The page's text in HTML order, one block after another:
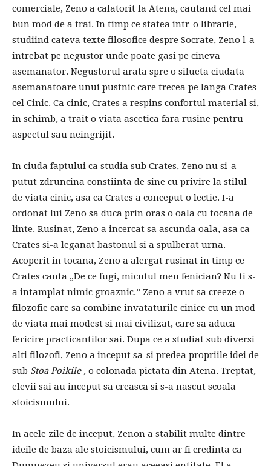
comerciale, Zeno a calatorit la Atena, cautand cel mai
bun mod de a trai. In timp ce statea intr-o librarie,
studiind cateva texte filosofice despre Socrate, Zeno l-a
intrebat pe negustor unde poate gasi pe cineva
asemanator. Negustorul arata spre o silueta ciudata
asemanatoare unui pustnic care trecea pe langa Crates
cel Cinic. Ca cinic, Crates a respins confortul material si,
in schimb, a trait o viata ascetica fara rusine pentru
aspectul sau neingrijit.
In ciuda faptului ca studia sub Crates, Zeno nu si-a
putut zdruncina constiinta de sine cu privire la stilul
de viata cinic, asa ca Crates a conceput o lectie. I-a
ordonat lui Zeno sa duca prin oras o oala cu tocana de
linte. Rusinat, Zeno a incercat sa ascunda oala, asa ca
Crates si-a leganat bastonul si a spulberat urna.
Acoperit in tocana, Zeno a alergat rusinat in timp ce
Crates canta „De ce fugi, micutul meu fenician? Nu ti s-
a intamplat nimic groaznic.” Zeno a vrut sa creeze o
filozofie care sa combine invataturile cinice cu un mod
de viata mai modest si mai civilizat, care sa aduca
fericire practicantilor sai. Dupa ce a studiat sub diversi
alti filozofi, Zeno a inceput sa-si predea propriile idei de
sub Stoa Poikile, o colonada pictata din Atena. Treptat,
elevii sai au inceput sa creasca si s-a nascut scoala
stoicismului.
In acele zile de inceput, Zenon a stabilit multe dintre
ideile de baza ale stoicismului, cum ar fi credinta ca